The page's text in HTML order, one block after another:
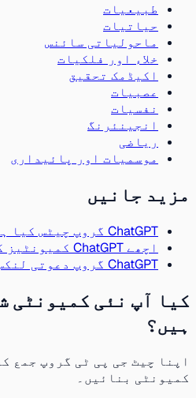
طبیعیات
حیاتیات
ماحولیاتی سائنس
خلاء اور فلکیات
اکیڈمک تحقیق
عصبیات
نفسیات
انجینئرنگ
ریاضی
موسمیات اور پائیداری
مزید جانیں
ChatGPT گروپ چیٹس کیا ہیں؟
اچھے ChatGPT کمیونٹیز کیسے تلاش کریں
ChatGPT گروپ دعوتی لنکس کیسے کام کرتے ہیں
کیا آپ نئی کمیونٹی
ہیں؟
اپنا چیٹ جی پی ٹی گروپ جمع
کمیونٹی بنائیں۔